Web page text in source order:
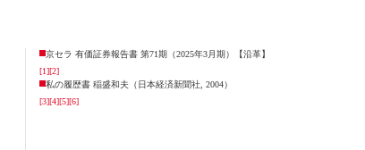
京セラ 有価証券報告書 第71期（2025年3月期）【沿革】
[1][2]
私の履歴書 稲盛和夫（日本経済新聞社, 2004）
[3][4][5][6]